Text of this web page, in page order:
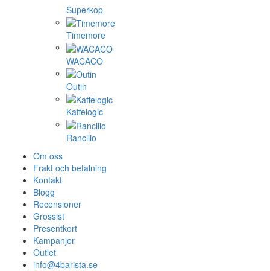
Superkop
Timemore
WACACO
Outin
Kaffelogic
Rancilio
Om oss
Frakt och betalning
Kontakt
Blogg
Recensioner
Grossist
Presentkort
Kampanjer
Outlet
info@4barista.se